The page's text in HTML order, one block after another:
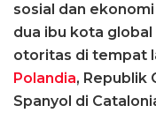
sosial dan
dua ibu kota
otoritas di tempat
Polandia, Republik
Spanyol di